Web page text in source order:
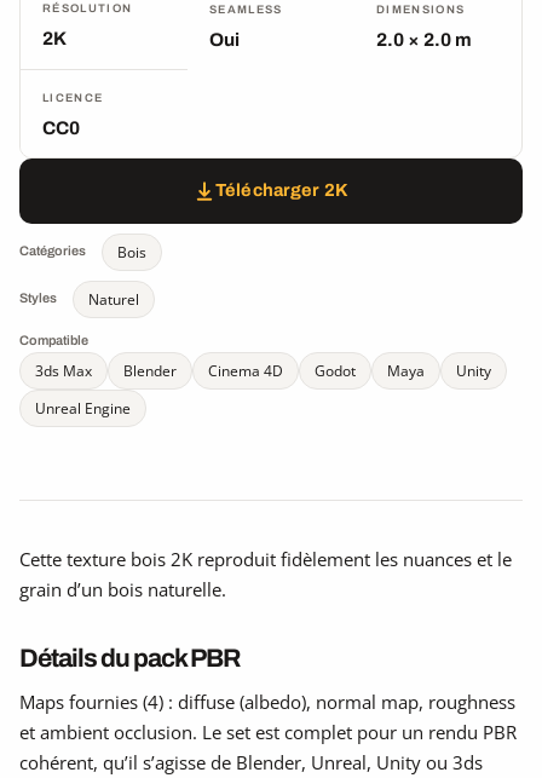
RÉSOLUTION
2K
SEAMLESS
Oui
DIMENSIONS
2.0 × 2.0 m
LICENCE
CC0
Télécharger 2K
Catégories Bois
Styles Naturel
Compatible
3ds Max Blender Cinema 4D Godot Maya
Unity
Unreal Engine
Cette texture bois 2K reproduit fidèlement les nuances et le
grain d’un bois naturelle.
Détails du pack PBR
Maps fournies (4) : diffuse (albedo), normal map, roughness
et ambient occlusion. Le set est complet pour un rendu PBR
cohérent, qu’il s’agisse de Blender, Unreal, Unity ou 3ds